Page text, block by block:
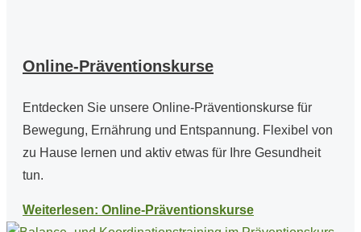
Online-Präventionskurse
Entdecken Sie unsere Online-Präventionskurse für
Bewegung, Ernährung und Entspannung. Flexibel von
zu Hause lernen und aktiv etwas für Ihre Gesundheit
tun.
Weiterlesen: Online-Präventionskurse